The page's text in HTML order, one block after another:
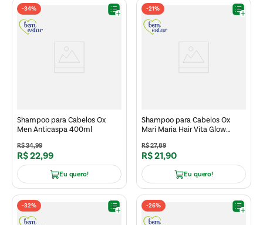
-34%
Shampoo para Cabelos Ox
Men Anticaspa 400ml
R$34,99
R$22,99
Eu quero!
-21%
Shampoo para Cabelos Ox
Mari Maria Hair Vita Glow
R$27,89
R$21,90
Eu quero!
-32% -26%